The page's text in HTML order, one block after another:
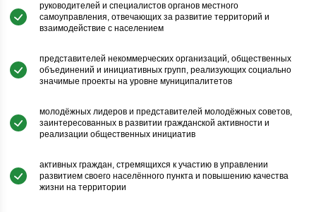
руководителей и специалистов органов местного
самоуправления, отвечающих за развитие территорий и
взаимодействие с населением
представителей некоммерческих организаций, общественных
объединений и инициативных групп, реализующих социально
значимые проекты на уровне муниципалитетов
молодёжных лидеров и представителей молодёжных советов,
заинтересованных в развитии гражданской активности и
реализации общественных инициатив
активных граждан, стремящихся к участию в управлении
развитием своего населённого пункта и повышению качества
жизни на территории